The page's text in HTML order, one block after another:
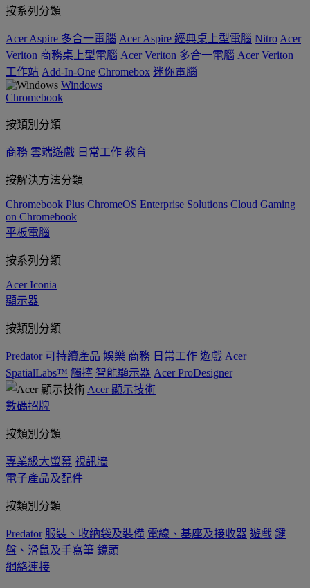
按系列分類
Acer Aspire 多合一電腦 Acer Aspire 經典桌上型電腦 Nitro Acer
Veriton 商務桌上型電腦 Acer Veriton 多合一電腦 Acer Veriton
工作站 Add-In-One Chromebox 迷你電腦
Windows
Chromebook
按類別分類
商務 雲端遊戲 日常工作 教育
按解決方法分類
Chromebook Plus ChromeOS Enterprise Solutions Cloud Gaming
on Chromebook
平板電腦
按系列分類
Acer Iconia
顯示器
按類別分類
Predator 可持續產品 娛樂 商務 日常工作 遊戲 Acer
SpatialLabs™ 觸控 智能顯示器 Acer ProDesigner
Acer 顯示技術
數碼招牌
按類別分類
專業級大螢幕 視訊牆
電子產品及配件
按類別分類
Predator 服裝、收納袋及裝備 電線、基座及接收器 遊戲 鍵
盤、滑鼠及手寫筆 鏡頭
網絡連接